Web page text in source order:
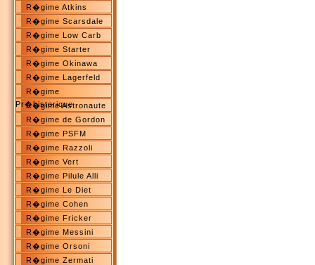
R�gime Atkins
R�gime Scarsdale
R�gime Low Carb
R�gime Starter
R�gime Okinawa
R�gime Lagerfeld
R�gime
Pr�historique
R�gime Astronaute
R�gime de Gordon
R�gime PSFM
R�gime Razzoli
R�gime Vert
R�gime Pilule Alli
R�gime Le Diet
R�gime Cohen
R�gime Fricker
R�gime Messini
R�gime Orsoni
R�gime Zermati